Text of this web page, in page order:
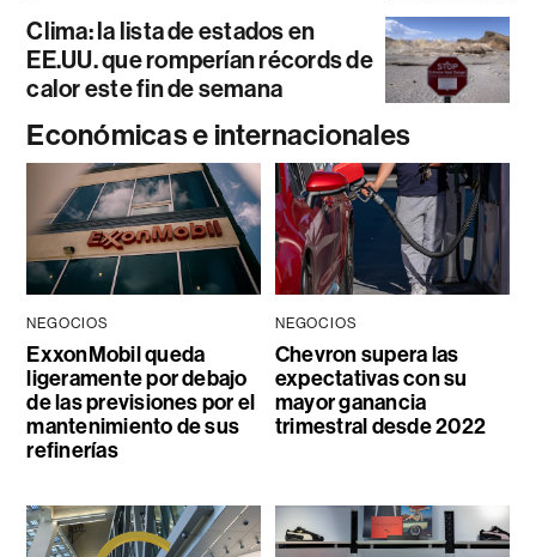
Clima: la lista de estados en
EE.UU. que romperían récords de
calor este fin de semana
Económicas e internacionales
NEGOCIOS
ExxonMobil queda
ligeramente por debajo
de las previsiones por el
mantenimiento de sus
refinerías
NEGOCIOS
Chevron supera las
expectativas con su
mayor ganancia
trimestral desde 2022